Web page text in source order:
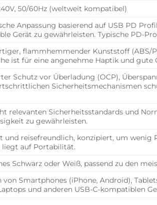
50/60Hz (weltweit kompatibel)
Anpassung basierend auf USB PD
Gerät zu gewährleisten. Typische PD-
flammhemmender Kunststoff (ABS/
ist für eine angenehme Haptik und gute
Schutz vor Überladung (OCP),
Sicherheitsmechanismen
relevanten Sicherheitsstandards und
zu gewährleisten.
und reisefreundlich, konzipiert, um wenig
auf Portabilität.
Schwarz oder Weiß, passend zu den
von Smartphones (iPhone, Android),
und anderen USB-C-kompatiblen